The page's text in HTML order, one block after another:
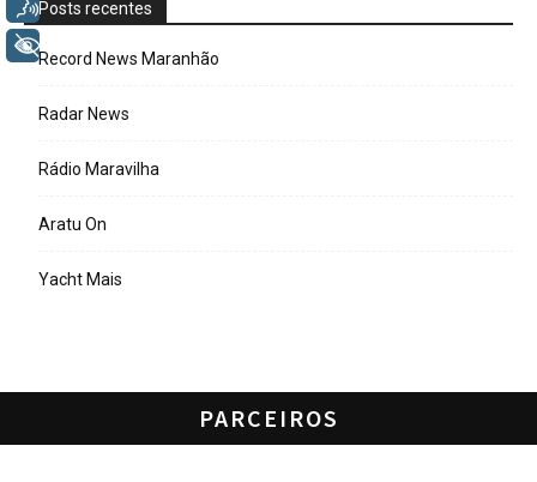
Posts recentes
Record News Maranhão
Radar News
Rádio Maravilha
Aratu On
Yacht Mais
PARCEIROS
Voz